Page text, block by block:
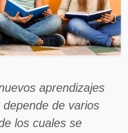
aprendizajes
de varios
los cuales se